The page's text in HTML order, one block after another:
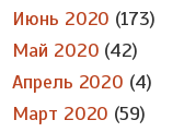
Июнь 2020 (173)
Май 2020 (42)
Апрель 2020 (4)
Март 2020 (59)